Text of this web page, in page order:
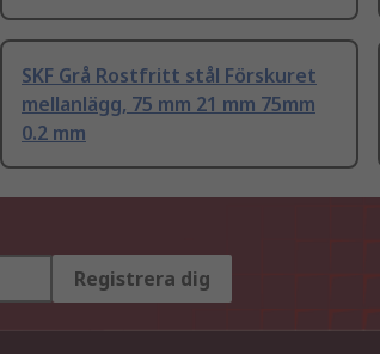
SKF Grå Rostfritt stål Förskuret
mellanlägg, 75 mm 21 mm 75mm
0.2 mm
Registrera dig